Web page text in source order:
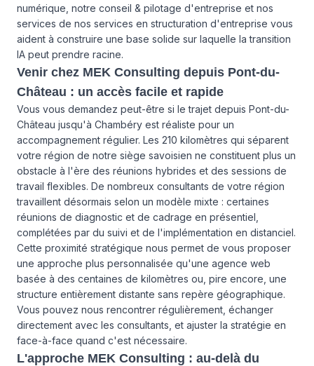
numérique, notre conseil & pilotage d'entreprise et nos
services de nos services en structuration d'entreprise vous
aident à construire une base solide sur laquelle la transition
IA peut prendre racine.
Venir chez MEK Consulting depuis Pont-du-
Château : un accès facile et rapide
Vous vous demandez peut-être si le trajet depuis Pont-du-
Château jusqu'à Chambéry est réaliste pour un
accompagnement régulier. Les 210 kilomètres qui séparent
votre région de notre siège savoisien ne constituent plus un
obstacle à l'ère des réunions hybrides et des sessions de
travail flexibles. De nombreux consultants de votre région
travaillent désormais selon un modèle mixte : certaines
réunions de diagnostic et de cadrage en présentiel,
complétées par du suivi et de l'implémentation en distanciel.
Cette proximité stratégique nous permet de vous proposer
une approche plus personnalisée qu'une agence web
basée à des centaines de kilomètres ou, pire encore, une
structure entièrement distante sans repère géographique.
Vous pouvez nous rencontrer régulièrement, échanger
directement avec les consultants, et ajuster la stratégie en
face-à-face quand c'est nécessaire.
L'approche MEK Consulting : au-delà du